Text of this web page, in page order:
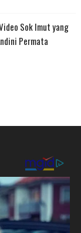
Sok Imut yang
Permata